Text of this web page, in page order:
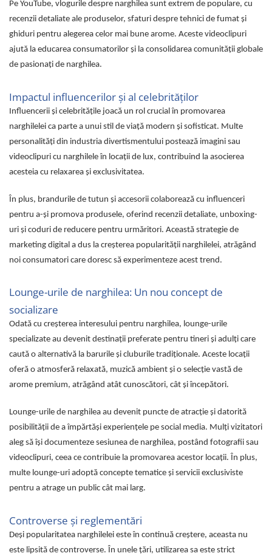
Pe YouTube, vlogurile despre narghilea sunt extrem de populare, cu
recenzii detaliate ale produselor, sfaturi despre tehnici de fumat și
ghiduri pentru alegerea celor mai bune arome. Aceste videoclipuri
ajută la educarea consumatorilor și la consolidarea comunității globale
de pasionați de narghilea.
Impactul influencerilor și al celebrităților
Influencerii și celebritățile joacă un rol crucial în promovarea
narghilelei ca parte a unui stil de viață modern și sofisticat. Multe
personalități din industria divertismentului postează imagini sau
videoclipuri cu narghilele în locații de lux, contribuind la asocierea
acesteia cu relaxarea și exclusivitatea.
În plus, brandurile de tutun și accesorii colaborează cu influenceri
pentru a-și promova produsele, oferind recenzii detaliate, unboxing-
uri și coduri de reducere pentru urmăritori. Această strategie de
marketing digital a dus la creșterea popularității narghilelei, atrăgând
noi consumatori care doresc să experimenteze acest trend.
Lounge-urile de narghilea: Un nou concept de
socializare
Odată cu creșterea interesului pentru narghilea, lounge-urile
specializate au devenit destinații preferate pentru tineri și adulți care
caută o alternativă la barurile și cluburile tradiționale. Aceste locații
oferă o atmosferă relaxată, muzică ambient și o selecție vastă de
arome premium, atrăgând atât cunoscători, cât și începători.
Lounge-urile de narghilea au devenit puncte de atracție și datorită
posibilității de a împărtăși experiențele pe social media. Mulți vizitatori
aleg să își documenteze sesiunea de narghilea, postând fotografii sau
videoclipuri, ceea ce contribuie la promovarea acestor locații. În plus,
multe lounge-uri adoptă concepte tematice și servicii exclusiviste
pentru a atrage un public cât mai larg.
Controverse și reglementări
Deși popularitatea narghilelei este în continuă creștere, aceasta nu
este lipsită de controverse. În unele țări, utilizarea sa este strict